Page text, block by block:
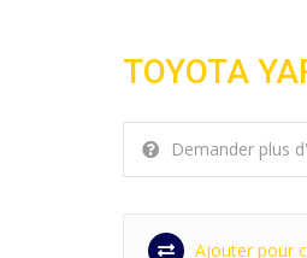
TOYOTA
Demander plus
Ajouter pour